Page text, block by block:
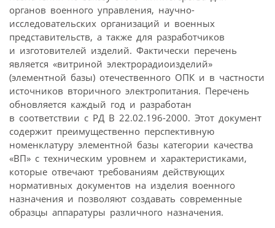
органов военного управления, научно-
исследовательских организаций и военных
представительств, а также для разработчиков
и изготовителей изделий. Фактически перечень
является «витриной электрорадиоизделий»
(элементной базы) отечественного ОПК и в частности
источников вторичного электропитания. Перечень
обновляется каждый год и разработан
в соответствии с РД В 22.02.196-2000. Этот документ
содержит преимущественно перспективную
номенклатуру элементной базы категории качества
«ВП» с техническим уровнем и характеристиками,
которые отвечают требованиям действующих
нормативных документов на изделия военного
назначения и позволяют создавать современные
образцы аппаратуры различного назначения.